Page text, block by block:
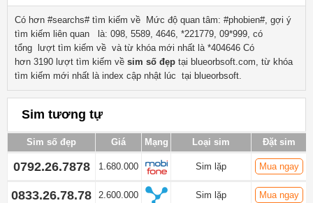
Có hơn #searchs# tìm kiếm về
Mức độ quan tâm: #phobien#, gợi ý
tìm kiếm liên quan
là: 098, 5589, 4646, *221779, 09*999, có
tổng lượt tìm kiếm về và từ khóa mới nhất là *404646 Có
hơn 3190 lượt tìm kiếm về sim số đẹp tại blueorbsoft.com, từ khóa
tìm kiếm mới nhất là index cập nhật lúc tại blueorbsoft.
Sim tương tự
Sim số đẹp Giá Mạng Loại sim Đặt sim
0792.26.7878 1.680.000 Sim lặp Mua ngay
0833.26.78.78 2.600.000 Sim lặp Mua ngay